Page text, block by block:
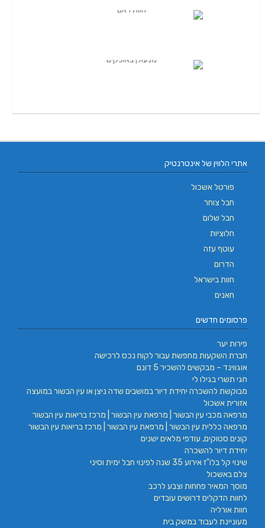
אתרי הלווין של אינטרנטיק
פורטל אשכול
חבל צוחר
חבל שלום
חלוציות
עוטף עזה
הדרום
חוות בישראל
חאנים
פרסומים חדשים
פירות יער
חברת השקעות מחפשת עבור לקוח נכס לרכישה
אוגווינד – מבקשים להשכיר 5 דונם
חגי תשרי בגילו לי
מבוקשת להשכרה יחידת דיור במושבים שדה ניצן או עין הבשור במועצה
אזורית אשכול
מרפאה מכבי עין הבשור | מרפאת עין הבשור | מרכז בריאות עין הבשור
מרפאה כללית עין הבשור | מרפאת עין הבשור | מרכז בריאות עין הבשור
קונים סטוקים, עודפי מלאים ישנים
יחידת דיור להשכרה
שינוי קל בלו"ז אירוע 35 שנה לפינוי חבל ימית וסיני
צלם באשכול
מוסך המאיר פחחות וצבע לרכב
לחוות הדקלים דרושים עובדים
חוות אורליה
מעוניינת לעבוד במשק בית